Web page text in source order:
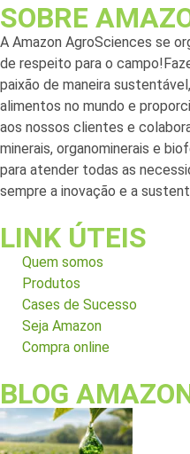
SOBRE
A Amazon AgroSciences se
de respeito para o
paixão de maneira
alimentos no mundo e
aos nossos clientes e
minerais, organominerais e
para atender todas as
sempre a inovação e a
LINK ÚTEIS
Quem somos
Produtos
Cases de Sucesso
Seja Amazon
Compra online
BLOG